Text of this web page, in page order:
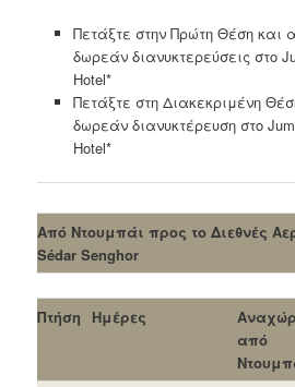
Πετάξτε στην Πρώτη Θέση και
δωρεάν διανυκτερεύσεις στο
Hotel*
Πετάξτε στη Διακεκριμένη
δωρεάν διανυκτέρευση στο
Hotel*
Από Ντουμπάι προς το Διεθνές
Sédar Senghor
Πτήση Ημέρες
από